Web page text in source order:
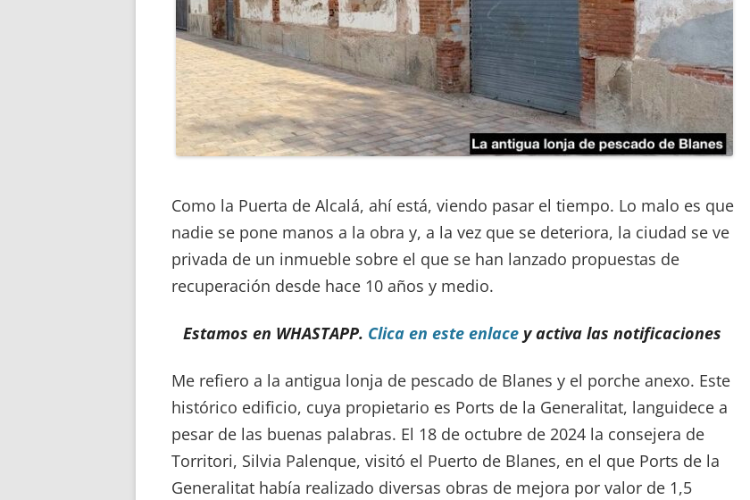
Como la Puerta de Alcalá, ahí está, viendo pasar el tiempo. Lo malo es que
nadie se pone manos a la obra y, a la vez que se deteriora, la ciudad se ve
privada de un inmueble sobre el que se han lanzado propuestas de
recuperación desde hace 10 años y medio.
Estamos en WHASTAPP. Clica en este enlacey activa las notificaciones
Me refiero a la antigua lonja de pescado de Blanes y el porche anexo. Este
histórico edificio, cuya propietario es Ports de la Generalitat, languidece a
pesar de las buenas palabras. El 18 de octubre de 2024 la consejera de
Torritori, Silvia Palenque, visitó el Puerto de Blanes, en el que Ports de la
Generalitat había realizado diversas obras de mejora por valor de 1,5